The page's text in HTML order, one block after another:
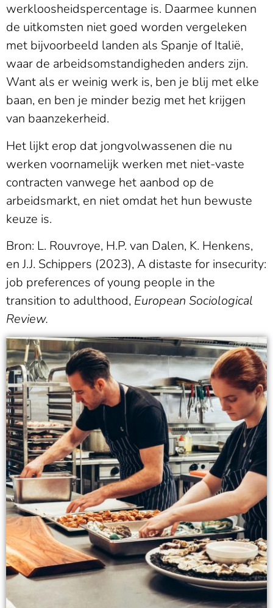
werkloosheidspercentage is. Daarmee kunnen
de uitkomsten niet goed worden vergeleken
met bijvoorbeeld landen als Spanje of Italië,
waar de arbeidsomstandigheden anders zijn.
Want als er weinig werk is, ben je blij met elke
baan, en ben je minder bezig met het krijgen
van baanzekerheid.
Het lijkt erop dat jongvolwassenen die nu
werken voornamelijk werken met niet-vaste
contracten vanwege het aanbod op de
arbeidsmarkt, en niet omdat het hun bewuste
keuze is.
Bron: L. Rouvroye, H.P. van Dalen, K. Henkens,
en J.J. Schippers (2023), A distaste for insecurity:
job preferences of young people in the
transition to adulthood, European Sociological
Review.